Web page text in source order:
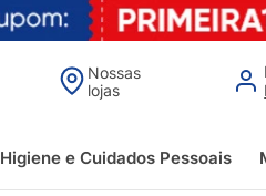
Nossas
lojas
Higiene e Cuidados Pessoais